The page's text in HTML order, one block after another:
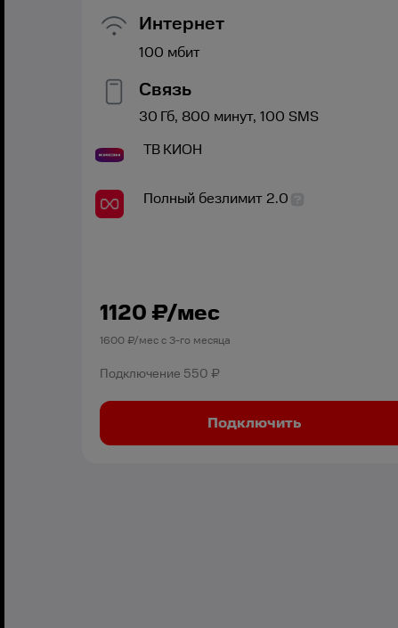
Интернет
100 мбит
Связь
30 Гб, 800 минут, 100 SMS
ТВКИОН
Полный безлимит 2.0
1120 ₽/мес
1600₽/мес с 3-го месяца
Подключение 550 ₽
Подключить